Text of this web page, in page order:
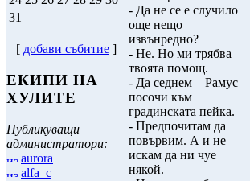
31
[ добави събитие ]
ЕКИПИ НА
ХУЛИТЕ
Публикуващи
администратори:
aurora
alfa_c
- Да не се е случило
още нещо
извънредно?
- Не. Но ми трябва
твоята помощ.
- Да седнем – Рамус
посочи към
градинската пейка.
- Предпочитам да
повървим. А и не
искам да ни чуе
някой.